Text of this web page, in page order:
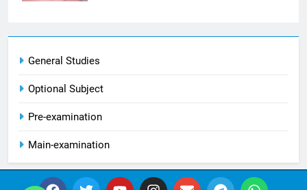
General Studies
Optional Subject
Pre-examination
Main-examination